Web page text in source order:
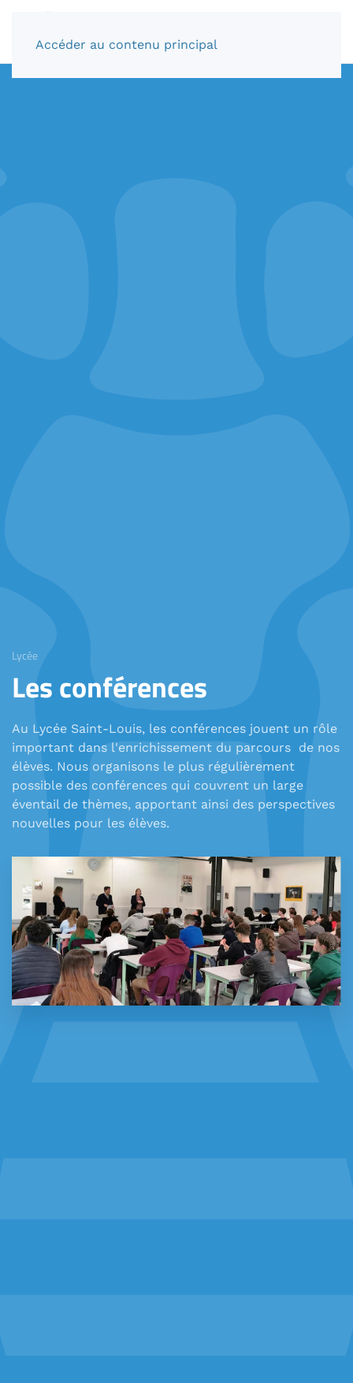
Accéder au contenu principal
Lycée
Les conférences
Au Lycée Saint-Louis, les conférences jouent un rôle
important dans l'enrichissement du parcours de nos
élèves. Nous organisons le plus régulièrement
possible des conférences qui couvrent un large
éventail de thèmes, apportant ainsi des perspectives
nouvelles pour les élèves.